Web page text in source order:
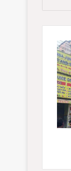
मिठाई
दुकान
में
भीषण
आग,
इलाके
फैली
दहशत